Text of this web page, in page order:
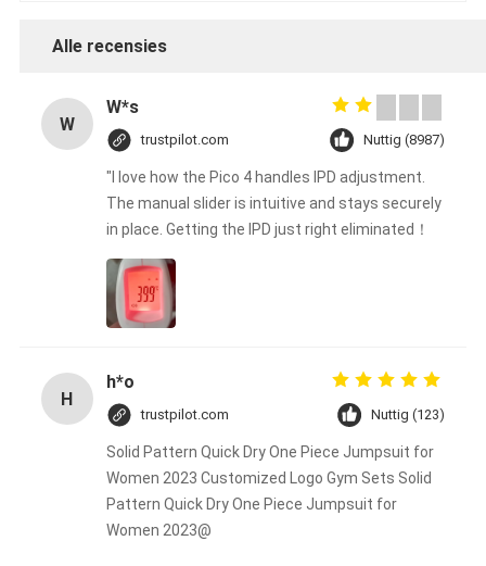
Alle recensies
W
W*s
trustpilot.com Nuttig (8987)
"I love how the Pico 4 handles IPD adjustment.
The manual slider is intuitive and stays securely
in place. Getting the IPD just right eliminated！
H
h*o
trustpilot.com Nuttig (123)
Solid Pattern Quick Dry One Piece Jumpsuit for
Women 2023 Customized Logo Gym Sets Solid
Pattern Quick Dry One Piece Jumpsuit for
Women 2023@